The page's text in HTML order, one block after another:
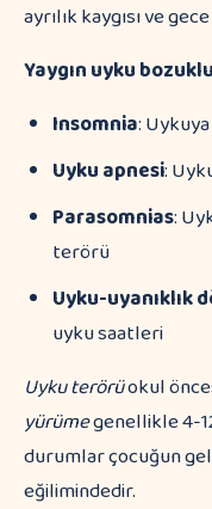
ayrılık kaygısı ve
Yaygın uyku
Insomnia:
Uyku apnesi:
Parasomnias:
terörü
Uyku-uyanıklık
uyku saatleri
Uyku terörüokul
yürümegenellikle 4-
durumlar çocuğun
eğilimindedir.